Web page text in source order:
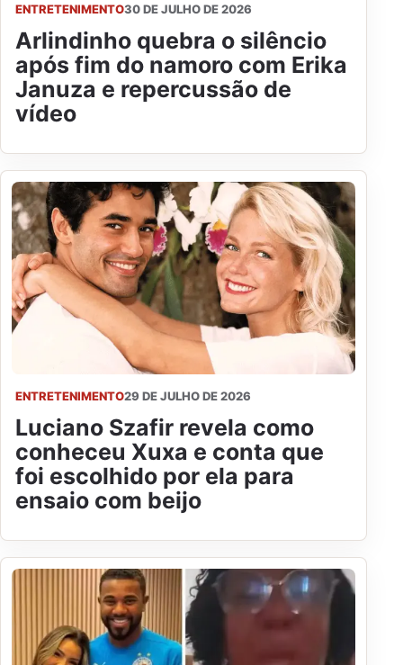
ENTRETENIMENTO30 DE JULHO DE 2026
Arlindinho quebra o silêncio
após fim do namoro com Erika
Januza e repercussão de
vídeo
ENTRETENIMENTO29 DE JULHO DE 2026
Luciano Szafir revela como
conheceu Xuxa e conta que
foi escolhido por ela para
ensaio com beijo